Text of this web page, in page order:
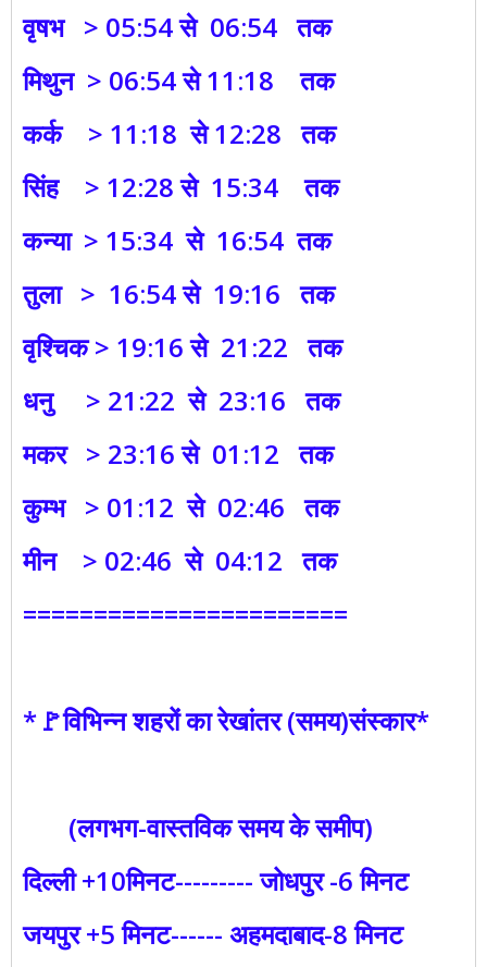
वृषभ > 05:54 से 06:54 तक
मिथुन > 06:54 से 11:18 तक
कर्क > 11:18 से 12:28 तक
सिंह > 12:28 से 15:34 तक
कन्या > 15:34 से 16:54 तक
तुला > 16:54 से 19:16 तक
वृश्चिक > 19:16 से 21:22 तक
धनु > 21:22 से 23:16 तक
मकर > 23:16 से 01:12 तक
कुम्भ > 01:12 से 02:46 तक
मीन > 02:46 से 04:12 तक
=======================
*🚩विभिन्न शहरों का रेखांतर (समय)संस्कार*
(लगभग-वास्तविक समय के समीप)
दिल्ली +10मिनट--------- जोधपुर -6 मिनट
जयपुर +5 मिनट------ अहमदाबाद-8 मिनट